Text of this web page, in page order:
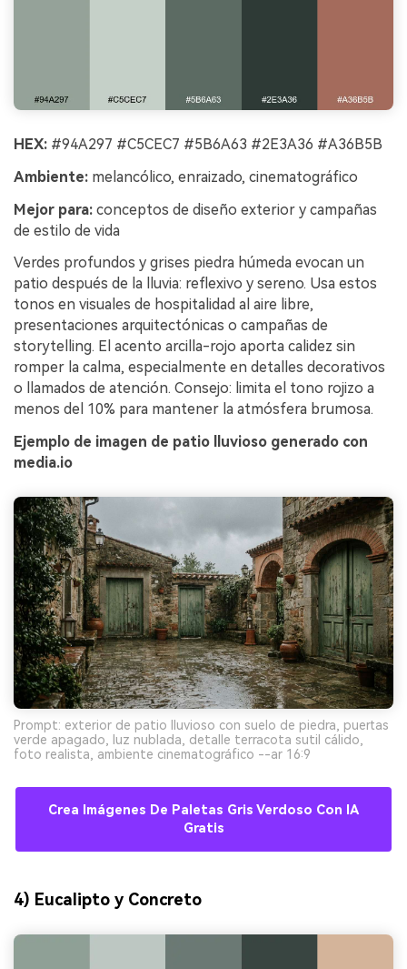
HEX: #94A297 #C5CEC7 #5B6A63 #2E3A36 #A36B5B
Ambiente: melancólico, enraizado, cinematográfico
Mejor para: conceptos de diseño exterior y campañas
de estilo de vida
Verdes profundos y grises piedra húmeda evocan un
patio después de la lluvia: reflexivo y sereno. Usa estos
tonos en visuales de hospitalidad al aire libre,
presentaciones arquitectónicas o campañas de
storytelling. El acento arcilla-rojo aporta calidez sin
romper la calma, especialmente en detalles decorativos
o llamados de atención. Consejo: limita el tono rojizo a
menos del 10% para mantener la atmósfera brumosa.
Ejemplo de imagen de patio lluvioso generado con
media.io
Prompt: exterior de patio lluvioso con suelo de piedra, puertas
verde apagado, luz nublada, detalle terracota sutil cálido,
foto realista, ambiente cinematográfico --ar 16:9
Crea Imágenes De Paletas Gris Verdoso Con IA
Gratis
4) Eucalipto y Concreto